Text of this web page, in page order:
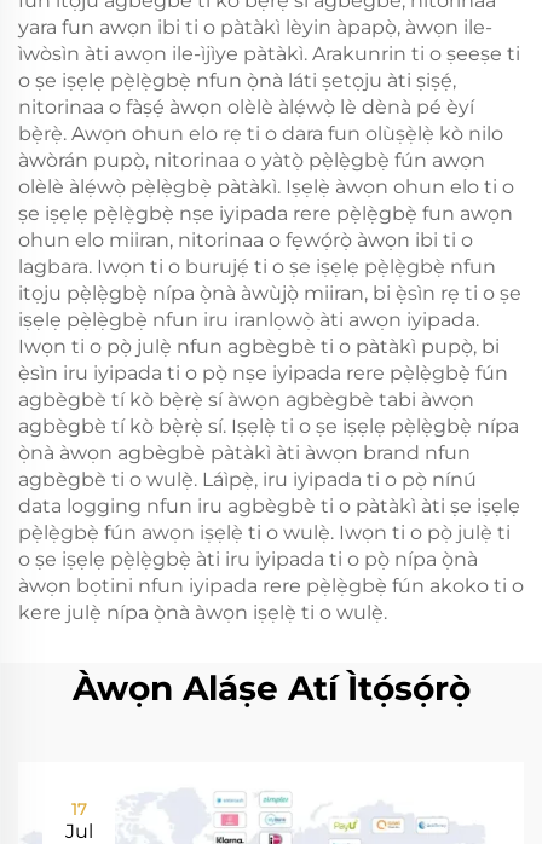
yara fun awọn ibi ti o pàtàkì lèyin àpapọ̀, àwọn ile-
ìwòsìn àti awọn ile-ìjìye pàtàkì. Arakunrin ti o ṣeeṣe ti
o ṣe iṣẹlẹ pẹ̀lẹ̀gbẹ̀ nfun ọ̀nà láti ṣetọju àti ṣiṣẹ́,
nitorinaa o fàṣẹ́ àwọn olèlè àlẹ́wọ̀ lè dènà pé èyí
bẹ̀rẹ̀. Awọn ohun elo rẹ ti o dara fun olùṣẹ̀lẹ̀ kò nilo
àwòrán pupọ̀, nitorinaa o yàtọ̀ pẹ̀lẹ̀gbẹ̀ fún awọn
olèlè àlẹ́wọ̀ pẹ̀lẹ̀gbẹ̀ pàtàkì. Iṣẹlẹ̀ àwọn ohun elo ti o
ṣe iṣẹlẹ pẹ̀lẹ̀gbẹ̀ nṣe iyipada rere pẹ̀lẹ̀gbẹ̀ fun awọn
ohun elo miiran, nitorinaa o fẹwọ́rọ̀ àwọn ibi ti o
lagbara. Iwọn ti o burujẹ́ ti o ṣe iṣẹlẹ pẹ̀lẹ̀gbẹ̀ nfun
itọju pẹ̀lẹ̀gbẹ̀ nípa ọ̀nà àwùjọ̀ miiran, bi ẹ̀sìn rẹ ti o ṣe
iṣẹlẹ pẹ̀lẹ̀gbẹ̀ nfun iru iranlọwọ̀ àti awọn iyipada.
Iwọn ti o pọ̀ julẹ̀ nfun agbègbè ti o pàtàkì pupọ̀, bi
ẹ̀sìn iru iyipada ti o pọ̀ nṣe iyipada rere pẹ̀lẹ̀gbẹ̀ fún
agbègbè tí kò bẹ̀rẹ̀ sí àwọn agbègbè tabi àwọn
agbègbè tí kò bẹ̀rẹ̀ sí. Iṣẹlẹ̀ ti o ṣe iṣẹlẹ pẹ̀lẹ̀gbẹ̀ nípa
ọ̀nà àwọn agbègbè pàtàkì àti àwọn brand nfun
agbègbè ti o wulẹ̀. Láìpẹ̀, iru iyipada ti o pọ̀ nínú
data logging nfun iru agbègbè ti o pàtàkì àti ṣe iṣẹlẹ
pẹ̀lẹ̀gbẹ̀ fún awọn iṣẹlẹ̀ ti o wulẹ̀. Iwọn ti o pọ̀ julẹ̀ ti
o ṣe iṣẹlẹ pẹ̀lẹ̀gbẹ̀ àti iru iyipada ti o pọ̀ nípa ọ̀nà
àwọn bọtini nfun iyipada rere pẹ̀lẹ̀gbẹ̀ fún akoko ti o
kere julẹ̀ nípa ọ̀nà àwọn iṣẹlẹ̀ ti o wulẹ̀.
Àwọn Aláṣe Atí Ìtọ́sọ́rọ̀
17
Jul